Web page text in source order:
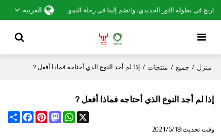
اربح في بطولة الثور الحديدي، وانضم إلينا في رحلة النمو. العربية
منزل / جميع / منتجات / إذا لم أجد النوع الذي أحتاجه فماذا أفعل？
إذا لم أجد النوع الذي أحتاجه فماذا أفعل？
Share
FacebookPinterest
MastodonWhatsApp
X
وقت تحديث:2021/6/18